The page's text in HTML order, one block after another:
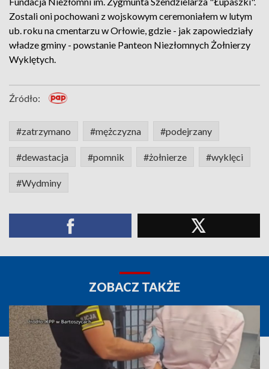
Zostali oni pochowani z wojskowym ceremoniałem w lutym
ub. roku na cmentarzu w Orłowie, gdzie - jak zapowiedziały
władze gminy - powstanie Panteon Niezłomnych Żołnierzy
Wyklętych.
Źródło:
#zatrzymano #mężczyzna #podejrzany
#dewastacja #pomnik #żołnierze #wyklęci
#Wydminy
ZOBACZ TAKŻE